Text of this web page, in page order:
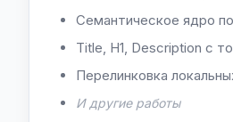
Семантическое ядро
Title, H1, Description с
Перелинковка
И другие работы